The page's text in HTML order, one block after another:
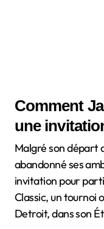
Comment
une
Malgré son départ
abandonné ses
invitation pour
Classic, un tournoi
Detroit, dans son